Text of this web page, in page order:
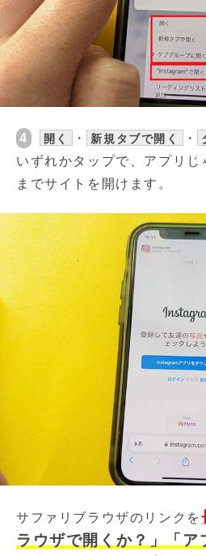
4 開く ・ 新規タブで開く ・
いずれかタップで、アプリじ
までサイトを開けます。
サファリブラウザのリンクを
ラウザで開くか？」「ア